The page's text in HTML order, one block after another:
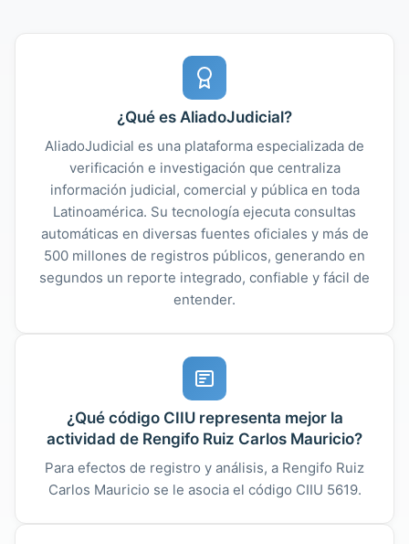
¿Qué es AliadoJudicial?
AliadoJudicial es una plataforma especializada de
verificación e investigación que centraliza
información judicial, comercial y pública en toda
Latinoamérica. Su tecnología ejecuta consultas
automáticas en diversas fuentes oficiales y más de
500 millones de registros públicos, generando en
segundos un reporte integrado, confiable y fácil de
entender.
¿Qué código CIIU representa mejor la
actividad de Rengifo Ruiz Carlos Mauricio?
Para efectos de registro y análisis, a Rengifo Ruiz
Carlos Mauricio se le asocia el código CIIU 5619.